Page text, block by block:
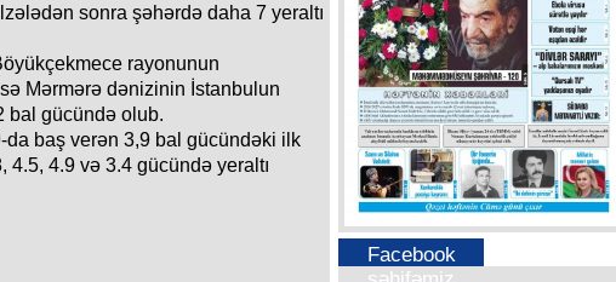
sonra şəhərdə daha 7 yeraltı
rayonunun
Mərmərə dənizinin İstanbulun
bal gücündə olub.
baş verən 3,9 bal gücündəki ilk
4.9 və 3.4 gücündə yeraltı
Facebook